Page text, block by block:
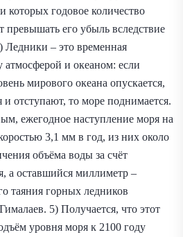
которых годовое количество
превышать его убыль вследствие
Ледники – это временная
и океаном: если
мирового океана опускается,
отступают, то море поднимается.
ежегодное наступление моря на
3,1 мм в год, из них около
объёма воды за счёт
а оставшийся миллиметр –
таяния горных ледников
5) Получается, что этот
уровня моря к 2100 году